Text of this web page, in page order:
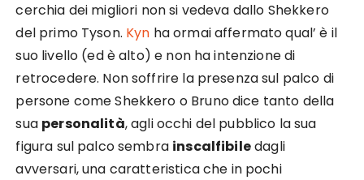
cerchia dei migliori non si vedeva dallo Shekkero
del primo Tyson. Kyn ha ormai affermato qual’ è il
suo livello (ed è alto) e non ha intenzione di
retrocedere. Non soffrire la presenza sul palco di
persone come Shekkero o Bruno dice tanto della
sua personalità, agli occhi del pubblico la sua
figura sul palco sembra inscalfibiledagli
avversari, una caratteristica che in pochi